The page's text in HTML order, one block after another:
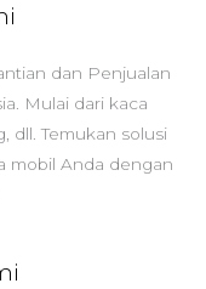
dan Penjualan
Mulai dari kaca
dll. Temukan solusi
mobil Anda dengan